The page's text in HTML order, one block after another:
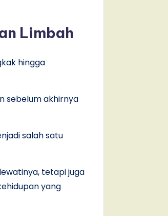
Limbah
hingga
sebelum akhirnya
salah satu
tetapi juga
yang